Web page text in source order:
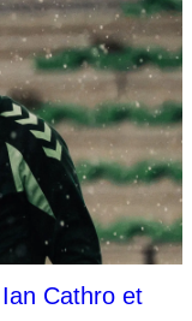
Cathro et